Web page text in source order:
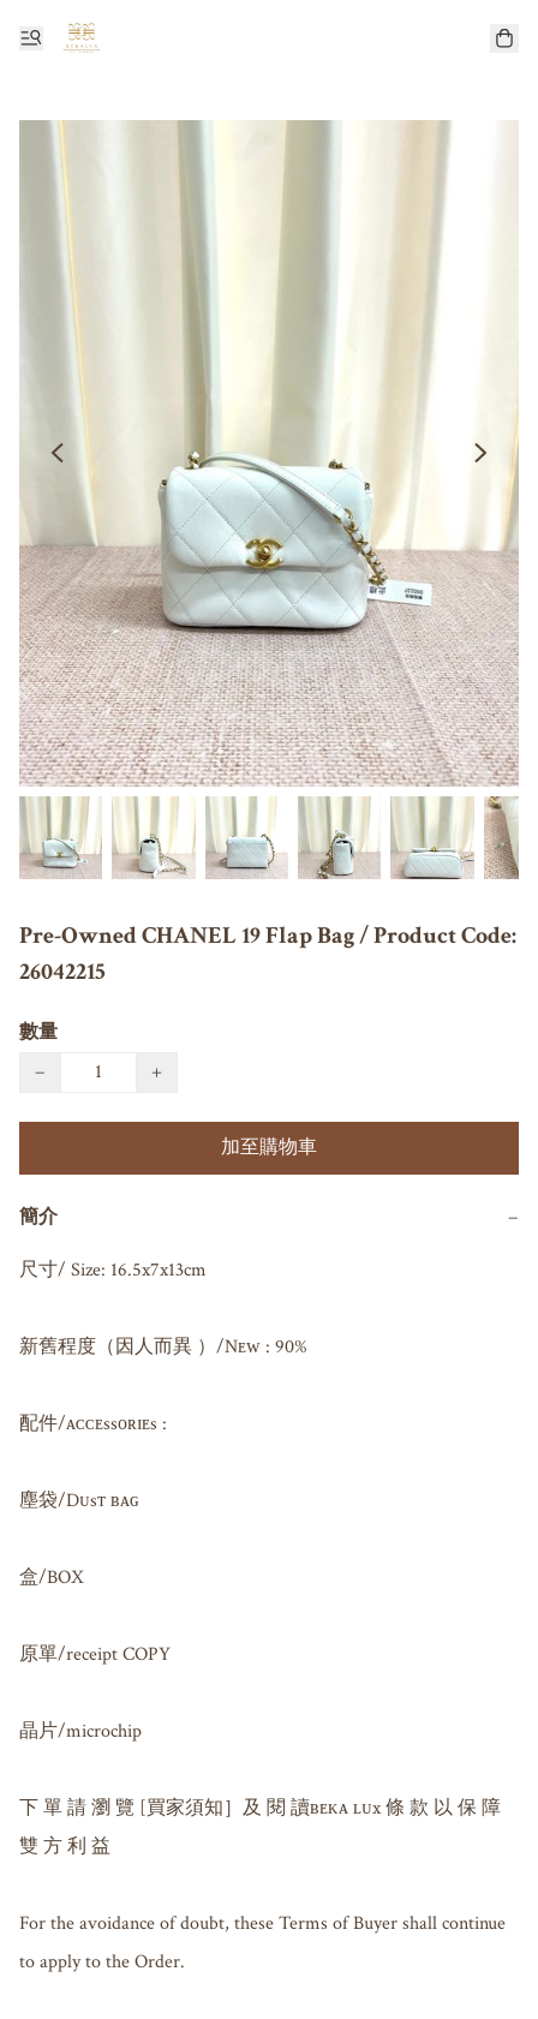
Pre-Owned CHANEL 19 Flap Bag / Product Code:
26042215
數量
−
+
加至購物車
簡介 −
尺寸/ Size: 16.5x7x13cm
新舊程度（因人而異 ）/Nᴇᴡ : 90%
配件/ᴀᴄᴄᴇssᴏʀɪᴇs :
塵袋/Dᴜsᴛ ʙᴀɢ
盒/BOX
原單/receipt COPY
晶片/microchip
下 單 請 瀏 覽 [買家須知］及 閱 讀ʙᴇᴋᴀ ʟᴜx 條 款 以 保 障
雙 方 利 益
For the avoidance of doubt, these Terms of Buyer shall continue
to apply to the Order.